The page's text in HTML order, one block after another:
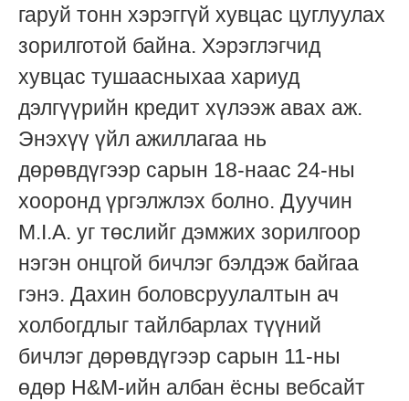
гаруй тонн хэрэггүй хувцас цуглуулах
зорилготой байна. Хэрэглэгчид
хувцас тушаасныхаа хариуд
дэлгүүрийн кредит хүлээж авах аж.
Энэхүү үйл ажиллагаа нь
дөрөвдүгээр сарын 18-наас 24-ны
хооронд үргэлжлэх болно. Дуучин
M.I.A. уг төслийг дэмжих зорилгоор
нэгэн онцгой бичлэг бэлдэж байгаа
гэнэ. Дахин боловсруулалтын ач
холбогдлыг тайлбарлах түүний
бичлэг дөрөвдүгээр сарын 11-ны
өдөр H&M-ийн албан ёсны вебсайт